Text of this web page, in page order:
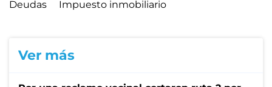
Deudas Impuesto inmobiliario
Ver más